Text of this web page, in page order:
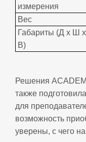
измерения
Вес
Габариты (Д х Ш х
В)
Решения
также
для
возможность
уверены, с чего